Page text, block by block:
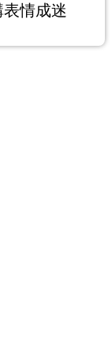
情成迷